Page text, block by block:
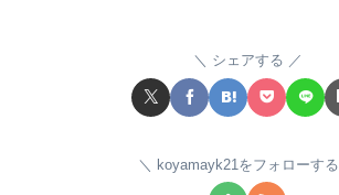
シェアする
koyamayk21をフォローする